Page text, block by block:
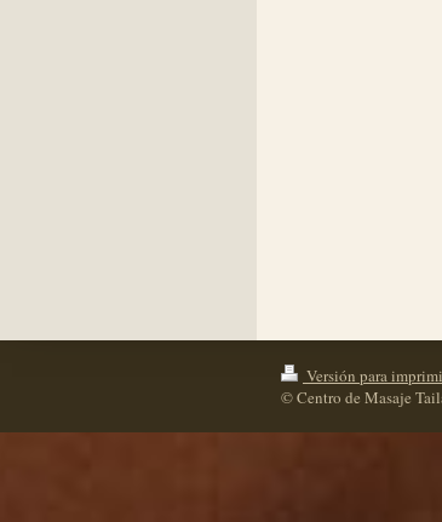
Versión para
© Centro de Masaje